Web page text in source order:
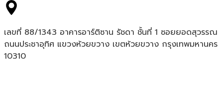
เลขที่ 88/1343 อาคารอาร์ติซาน รัชดา ชั้นที่ 1 ซอยยอดสุวรรณ
ถนนประชาอุทิศ แขวงห้วยขวาง เขตห้วยขวาง กรุงเทพมหานคร
10310